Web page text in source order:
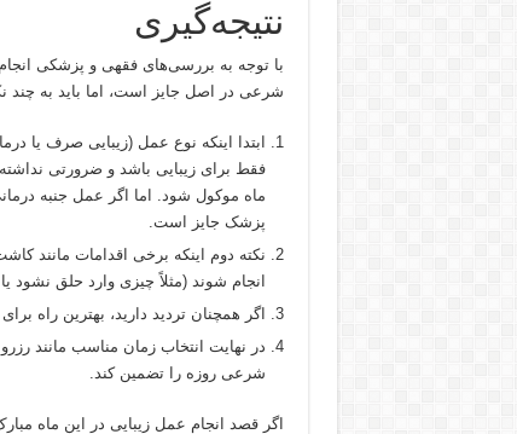
نتیجه‌گیری
با توجه به بررسی‌های فقهی و پزشکی
شرعی در اصل جایز است، اما باید به چند
ابتدا اینکه نوع عمل (زیبایی صرف یا
فقط برای زیبایی باشد و ضرورتی
ماه موکول شود. اما اگر عمل جنبه
پزشک جایز است.
نکته دوم اینکه برخی اقدامات مانند
انجام شوند (مثلاً چیزی وارد حلق نشود
اگر همچنان تردید دارید، بهترین راه
در نهایت انتخاب زمان مناسب مانند
شرعی روزه را تضمین کند.
اگر قصد انجام عمل زیبایی در این ماه